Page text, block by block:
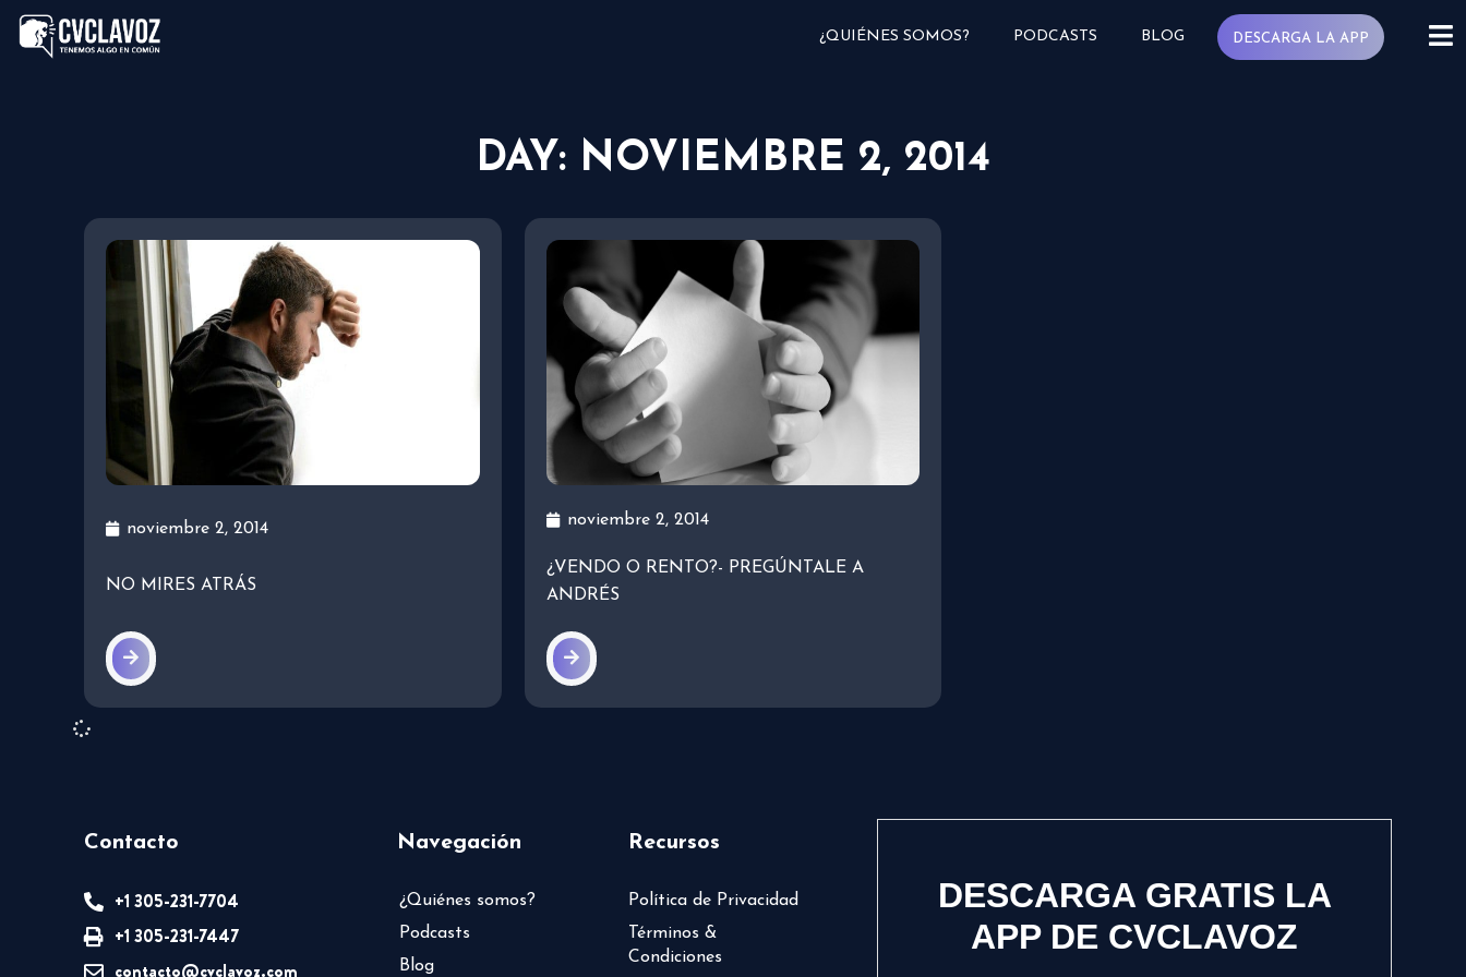
¿QUIÉNES SOMOS? PODCASTS BLOG DESCARGA LA APP
DAY: NOVIEMBRE 2, 2014
noviembre 2, 2014
NO MIRES ATRÁS
noviembre 2, 2014
¿VENDO O RENTO?- PREGÚNTALE A
ANDRÉS
Contacto
+1 305-231-7704
+1 305-231-7447
contacto@cvclavoz.com
Navegación
¿Quiénes somos?
Podcasts
Blog
Recursos
Política de Privacidad
Términos &
Condiciones
DESCARGA GRATIS LA
APP DE CVCLAVOZ